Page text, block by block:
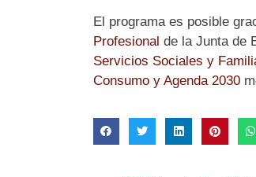
El programa es posible
Profesional de la Junta de
Servicios Sociales y
Consumo y Agenda 2030